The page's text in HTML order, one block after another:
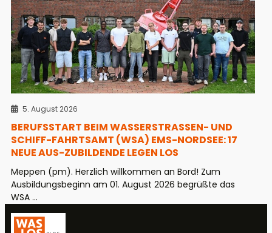
5. August 2026
BERUFSSTART BEIM WASSERSTRASSEN- UND S
CHIFF-FAHRTSAMT (WSA) EMS-NORDSEE: 17 N
EUE AUS-ZUBILDENDE LEGEN LOS
Meppen (pm). Herzlich willkommen an Bord! Zum
Ausbildungsbeginn am 01. August 2026 begrüßte das
WSA ...